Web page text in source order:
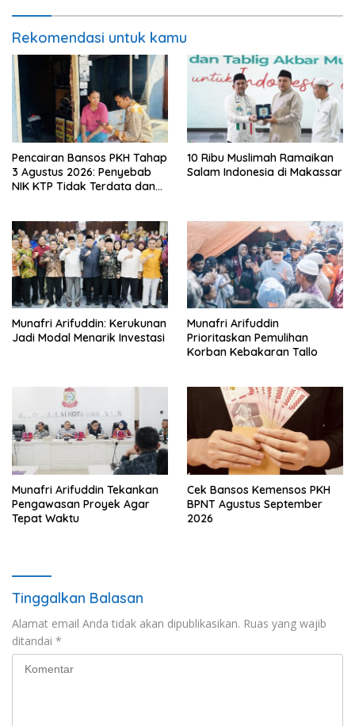
Rekomendasi untuk kamu
Pencairan Bansos PKH Tahap
3 Agustus 2026: Penyebab
NIK KTP Tidak Terdata dan
10 Ribu Muslimah Ramaikan
Salam Indonesia di Makassar
Munafri Arifuddin: Kerukunan
Jadi Modal Menarik Investasi
Munafri Arifuddin
Prioritaskan Pemulihan
Korban Kebakaran Tallo
Munafri Arifuddin Tekankan
Pengawasan Proyek Agar
Tepat Waktu
Cek Bansos Kemensos PKH
BPNT Agustus September
2026
Tinggalkan Balasan
Alamat email Anda tidak akan dipublikasikan. Ruas yang wajib
ditandai *